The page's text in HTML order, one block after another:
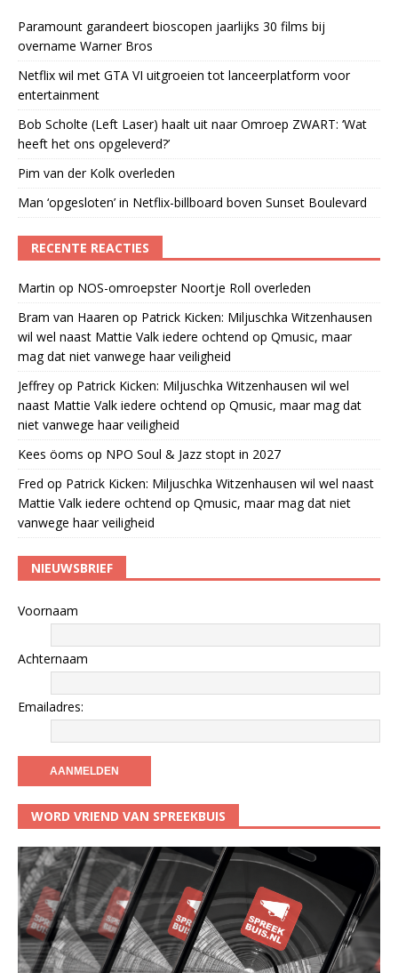
Paramount garandeert bioscopen jaarlijks 30 films bij
overname Warner Bros
Netflix wil met GTA VI uitgroeien tot lanceerplatform voor
entertainment
Bob Scholte (Left Laser) haalt uit naar Omroep ZWART: ‘Wat
heeft het ons opgeleverd?’
Pim van der Kolk overleden
Man ‘opgesloten’ in Netflix-billboard boven Sunset Boulevard
RECENTE REACTIES
Martin op NOS-omroepster Noortje Roll overleden
Bram van Haaren op Patrick Kicken: Miljuschka Witzenhausen
wil wel naast Mattie Valk iedere ochtend op Qmusic, maar
mag dat niet vanwege haar veiligheid
Jeffrey op Patrick Kicken: Miljuschka Witzenhausen wil wel
naast Mattie Valk iedere ochtend op Qmusic, maar mag dat
niet vanwege haar veiligheid
Kees öoms op NPO Soul & Jazz stopt in 2027
Fred op Patrick Kicken: Miljuschka Witzenhausen wil wel naast
Mattie Valk iedere ochtend op Qmusic, maar mag dat niet
vanwege haar veiligheid
NIEUWSBRIEF
Voornaam
Achternaam
Emailadres:
WORD VRIEND VAN SPREEKBUIS